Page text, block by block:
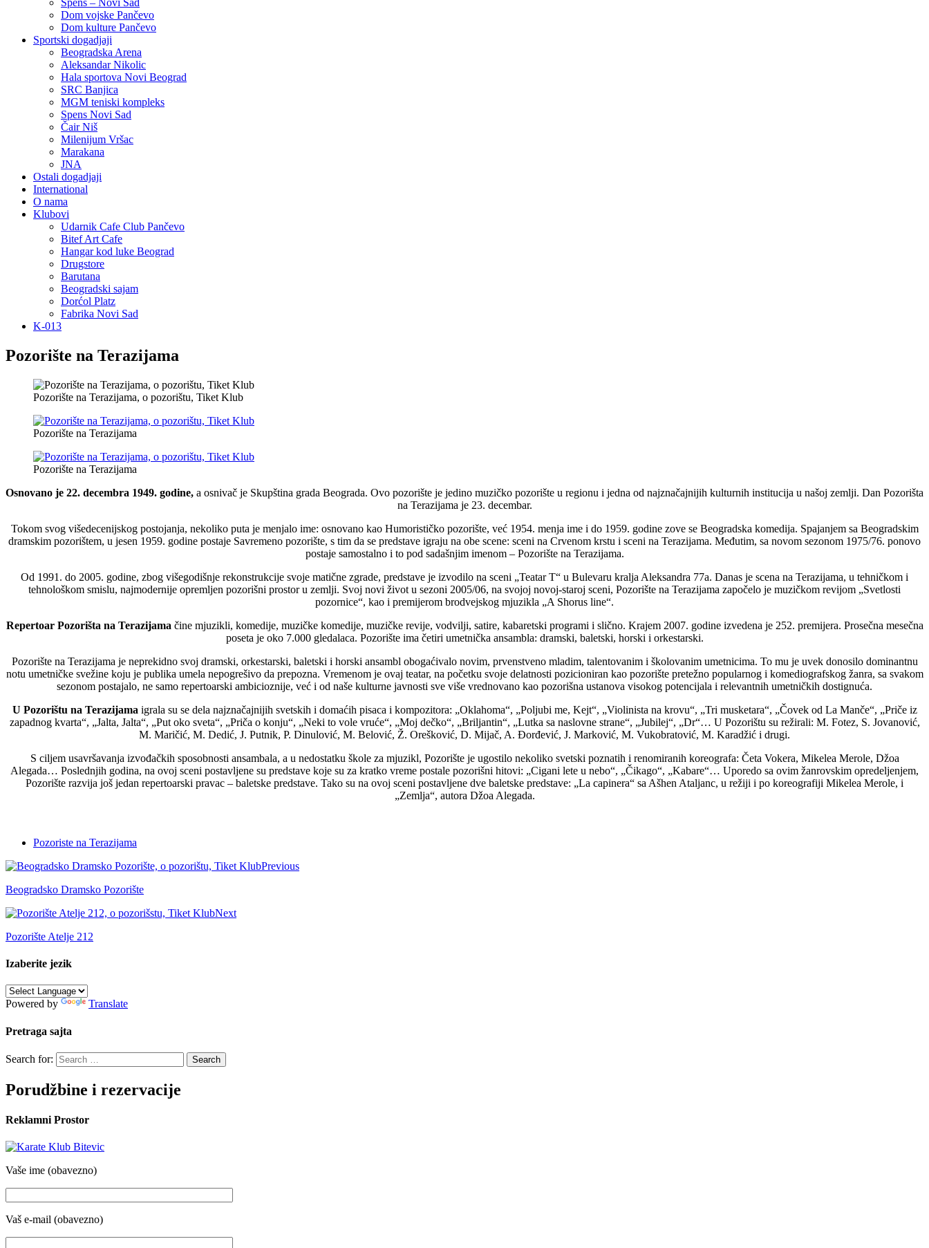
Spens – Novi Sad
Dom vojske Pančevo
Dom kulture Pančevo
Sportski dogadjaji
Beogradska Arena
Aleksandar Nikolic
Hala sportova Novi Beograd
SRC Banjica
MGM teniski kompleks
Spens Novi Sad
Čair Niš
Milenijum Vršac
Marakana
JNA
Ostali dogadjaji
International
O nama
Klubovi
Udarnik Cafe Club Pančevo
Bitef Art Cafe
Hangar kod luke Beograd
Drugstore
Barutana
Beogradski sajam
Dorćol Platz
Fabrika Novi Sad
K-013
Pozorište na Terazijama
Pozorište na Terazijama, o pozorištu, Tiket Klub
Pozorište na Terazijama
Pozorište na Terazijama
Osnovano je 22. decembra 1949. godine, a osnivač je Skupština grada Beograda. Ovo pozorište je jedino muzičko pozorište u regionu i jedna od najznačajnijih kulturnih institucija u našoj zemlji. Dan Pozorišta
na Terazijama je 23. decembar.
Tokom svog višedecenijskog postojanja, nekoliko puta je menjalo ime: osnovano kao Humorističko pozorište, već 1954. menja ime i do 1959. godine zove se Beogradska komedija. Spajanjem sa Beogradskim
dramskim pozorištem, u jesen 1959. godine postaje Savremeno pozorište, s tim da se predstave igraju na obe scene: sceni na Crvenom krstu i sceni na Terazijama. Međutim, sa novom sezonom 1975/76. ponovo
postaje samostalno i to pod sadašnjim imenom – Pozorište na Terazijama.
Od 1991. do 2005. godine, zbog višegodišnje rekonstrukcije svoje matične zgrade, predstave je izvodilo na sceni „Teatar T“ u Bulevaru kralja Aleksandra 77a. Danas je scena na Terazijama, u tehničkom i
tehnološkom smislu, najmodernije opremljen pozorišni prostor u zemlji. Svoj novi život u sezoni 2005/06, na svojoj novoj-staroj sceni, Pozorište na Terazijama započelo je muzičkom revijom „Svetlosti
pozornice“, kao i premijerom brodvejskog mjuzikla „A Shorus line“.
Repertoar Pozorišta na Terazijama čine mjuzikli, komedije, muzičke komedije, muzičke revije, vodvilji, satire, kabaretski programi i slično. Krajem 2007. godine izvedena je 252. premijera. Prosečna mesečna
poseta je oko 7.000 gledalaca. Pozorište ima četiri umetnička ansambla: dramski, baletski, horski i orkestarski.
Pozorište na Terazijama je neprekidno svoj dramski, orkestarski, baletski i horski ansambl obogaćivalo novim, prvenstveno mladim, talentovanim i školovanim umetnicima. To mu je uvek donosilo dominantnu
notu umetničke svežine koju je publika umela nepogrešivo da prepozna. Vremenom je ovaj teatar, na početku svoje delatnosti pozicioniran kao pozorište pretežno popularnog i komediografskog žanra, sa svakom
sezonom postajalo, ne samo repertoarski ambicioznije, već i od naše kulturne javnosti sve više vrednovano kao pozorišna ustanova visokog potencijala i relevantnih umetničkih dostignuća.
U Pozorištu na Terazijama igrala su se dela najznačajnijih svetskih i domaćih pisaca i kompozitora: „Oklahoma“, „Poljubi me, Kejt“, „Violinista na krovu“, „Tri musketara“, „Čovek od La Manče“, „Priče iz
zapadnog kvarta“, „Jalta, Jalta“, „Put oko sveta“, „Priča o konju“, „Neki to vole vruće“, „Moj dečko“, „Briljantin“, „Lutka sa naslovne strane“, „Jubilej“, „Dr“… U Pozorištu su režirali: M. Fotez, S. Jovanović,
M. Maričić, M. Dedić, J. Putnik, P. Dinulović, M. Belović, Ž. Orešković, D. Mijač, A. Đorđević, J. Marković, M. Vukobratović, M. Karadžić i drugi.
S ciljem usavršavanja izvođačkih sposobnosti ansambala, a u nedostatku škole za mjuzikl, Pozorište je ugostilo nekoliko svetski poznatih i renomiranih koreografa: Četa Vokera, Mikelea Merole, Džoa
Alegada… Poslednjih godina, na ovoj sceni postavljene su predstave koje su za kratko vreme postale pozorišni hitovi: „Cigani lete u nebo“, „Čikago“, „Kabare“… Uporedo sa ovim žanrovskim opredeljenjem,
Pozorište razvija još jedan repertoarski pravac – baletske predstave. Tako su na ovoj sceni postavljene dve baletske predstave: „La capinera“ sa Ašhen Ataljanc, u režiji i po koreografiji Mikelea Merole, i
„Zemlja“, autora Džoa Alegada.
Pozoriste na Terazijama
Previous
Beogradsko Dramsko Pozorište
Next
Pozorište Atelje 212
Izaberite jezik
Powered by Translate
Pretraga sajta
Search for:
Porudžbine i rezervacije
Reklamni Prostor
Vaše ime (obavezno)
Vaš e-mail (obavezno)